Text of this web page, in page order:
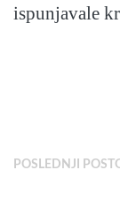
ispunjavale
POSLEDNJI